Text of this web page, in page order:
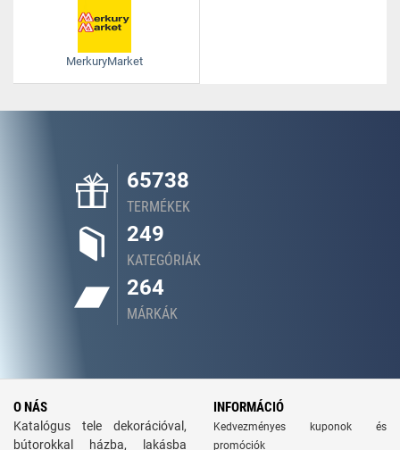
MerkuryMarket
65738
TERMÉKEK
249
KATEGÓRIÁK
264
MÁRKÁK
O NÁS
Katalógus tele dekorációval,
bútorokkal házba, lakásba
INFORMÁCIÓ
Kedvezményes kuponok és
promóciók